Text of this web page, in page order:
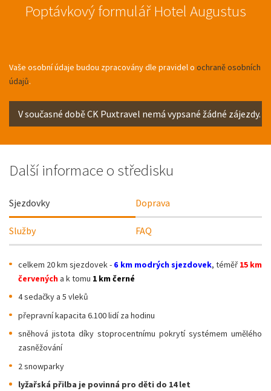
Poptávkový formulář Hotel Augustus
Vaše osobní údaje budou zpracovány dle pravidel o ochraně osobních
údajů.
Další informace o středisku
Sjezdovky Doprava
Služby FAQ
celkem 20 km sjezdovek - 6 km modrých sjezdovek, téměř 15 km
červenýcha k tomu 1 km černé
4 sedačky a 5 vleků
přepravní kapacita 6.100 lidí za hodinu
sněhová jistota díky stoprocentnímu pokrytí systémem umělého
zasněžování
2 snowparky
lyžařská přilba je povinná pro děti do 14 let